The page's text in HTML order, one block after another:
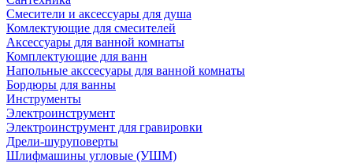
Смесители и аксессуары для душа
Комлектующие для смесителей
Аксессуары для ванной комнаты
Комплектующие для ванн
Напольные акссесуары для ванной комнаты
Бордюры для ванны
Инструменты
Электроинструмент
Электроинструмент для гравировки
Дрели-шуруповерты
Шлифмашины угловые (УШМ)